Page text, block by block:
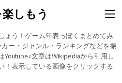
しもう
ょう！ゲーム年表っぽくまとめてみ
ー・ジャンル・ランキングなどを振
文章はWikipediaから引用し
！表示している画像をクリックする